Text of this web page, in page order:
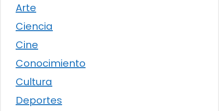
Arte
Ciencia
Cine
Conocimiento
Cultura
Deportes